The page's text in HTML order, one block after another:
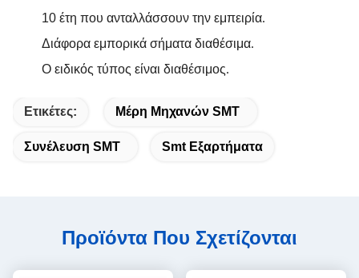
10 έτη που ανταλλάσσουν την εμπειρία.
Διάφορα εμπορικά σήματα διαθέσιμα.
Ο ειδικός τύπος είναι διαθέσιμος.
Ετικέτες: Μέρη Μηχανών SMT
Συνέλευση SMT Smt Εξαρτήματα
Προϊόντα Που Σχετίζονται